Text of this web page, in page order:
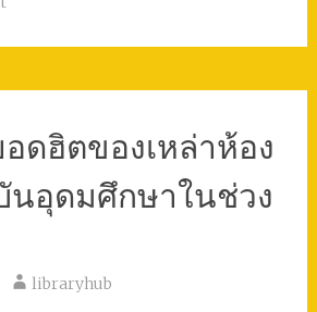
ดฮิตของเหล่าห้อง
นอุดมศึกษาในช่วง
libraryhub